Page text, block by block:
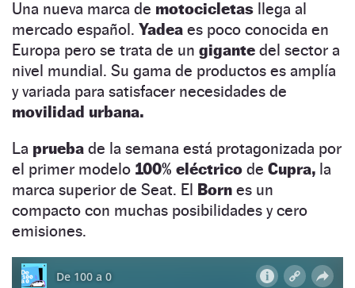
Una nueva marca de motocicletas llega al
mercado español. Yadea es poco conocida en
Europa pero se trata de un gigante del sector a
nivel mundial. Su gama de productos es amplía
y variada para satisfacer necesidades de
movilidad urbana.
La prueba de la semana está protagonizada por
el primer modelo 100% eléctrico de Cupra, la
marca superior de Seat. El Born es un
compacto con muchas posibilidades y cero
emisiones.